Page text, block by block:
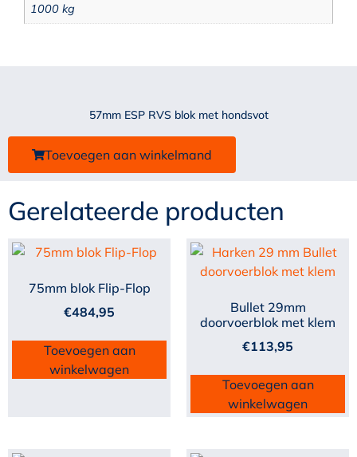
1000 kg
57mm ESP RVS blok met hondsvot
Toevoegen aan winkelmand
Gerelateerde producten
75mm blok Flip-Flop
€484,95
Toevoegen aan
winkelwagen
Bullet 29mm
doorvoerblok met klem
€113,95
Toevoegen aan
winkelwagen